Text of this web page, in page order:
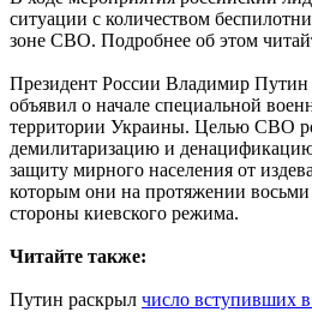
ситуации с количеством
зоне СВО. Подробнее об этом
Президент России Владимир Путин
объявил о начале специальной
территории Украины. Целью СВО
демилитаризацию и
защиту мирного населения от
которым они на протяжении восьми
стороны киевского режима.
Читайте также:
Путин раскрыл число вступивших